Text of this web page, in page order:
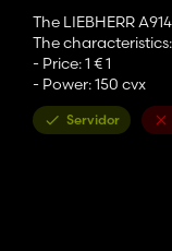
The LIEBHERR
The characteristics:
- Price: 1 € 1
- Power: 150 cvx
Servidor